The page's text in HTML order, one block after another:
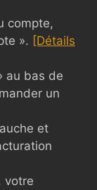
compte,
». [Détails
au bas de
un
et
votre